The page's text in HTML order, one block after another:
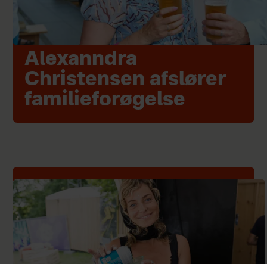
Alexanndra
Christensen afslører
familieforøgelse